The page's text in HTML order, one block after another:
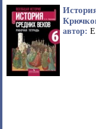
автор: